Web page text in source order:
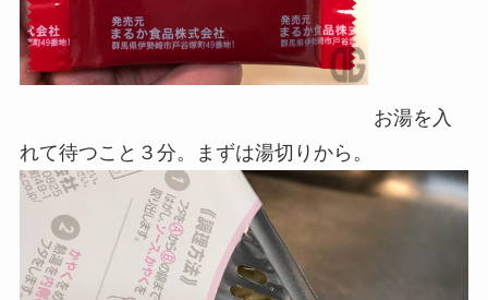
お湯を入
れて待つこと３分。まずは湯切りから。